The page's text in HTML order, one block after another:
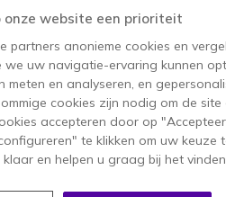
website een prioriteit
partners anonieme cookies en
uw navigatie-ervaring kunnen
en analyseren, en
cookies zijn nodig om de
accepteren door op
te klikken om uw keuze
en helpen u graag bij het